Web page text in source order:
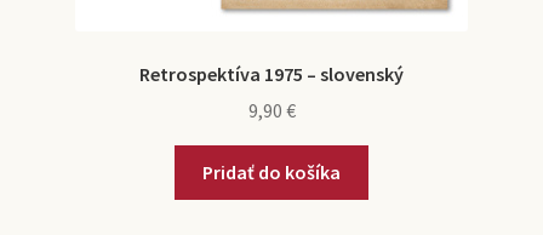
Retrospektíva 1975 – slovenský
9,90 €
Pridať do košíka